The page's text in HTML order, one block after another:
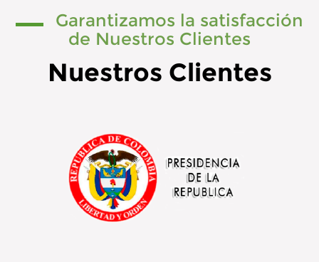
Garantizamos la satisfacción
de Nuestros Clientes
Nuestros Clientes